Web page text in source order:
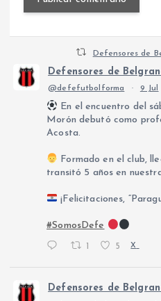
Defensores de
Defensores de
@defefutbolforma · 9 Jul
En el encuentro del
Morón debutó como
Acosta.
Formado en el club,
transitó 5 años en
¡Felicitaciones,
#SomosDefe
5 X
Defensores de